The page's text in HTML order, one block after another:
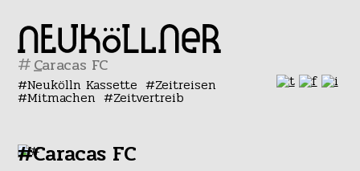
#
Neukölln Kassette Zeitreisen
Mitmachen Zeitvertreib
#Caracas FC